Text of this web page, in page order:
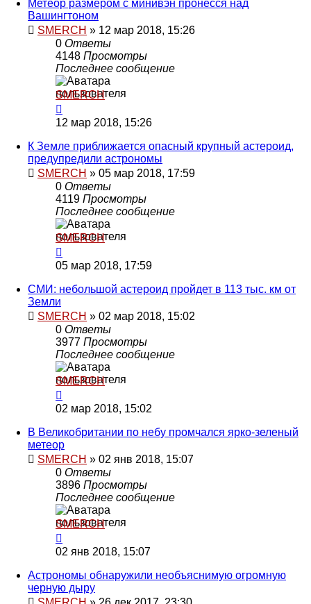
Метеор размером с минивэн пронесся над
Вашингтоном
SMERCH » 12 мар 2018, 15:26
0 Ответы
4148 Просмотры
Последнее сообщение
SMERCH
12 мар 2018, 15:26
К Земле приближается опасный крупный астероид,
предупредили астрономы
SMERCH » 05 мар 2018, 17:59
0 Ответы
4119 Просмотры
Последнее сообщение
SMERCH
05 мар 2018, 17:59
СМИ: небольшой астероид пройдет в 113 тыс. км от
Земли
SMERCH » 02 мар 2018, 15:02
0 Ответы
3977 Просмотры
Последнее сообщение
SMERCH
02 мар 2018, 15:02
В Великобритании по небу промчался ярко-зеленый
метеор
SMERCH » 02 янв 2018, 15:07
0 Ответы
3896 Просмотры
Последнее сообщение
SMERCH
02 янв 2018, 15:07
Астрономы обнаружили необъяснимую огромную
черную дыру